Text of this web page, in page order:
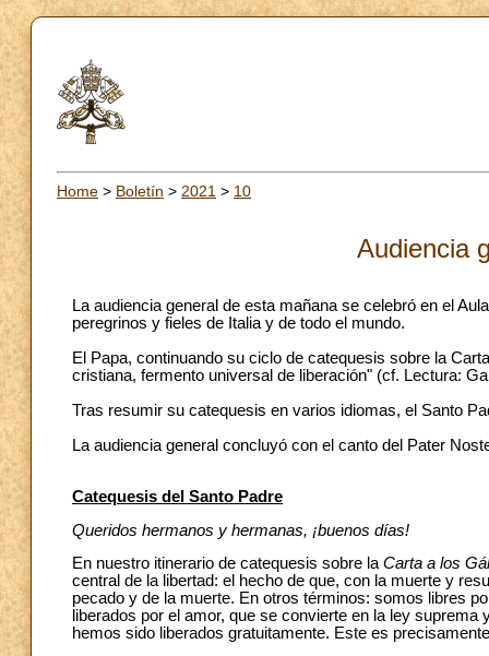
Home > Boletín > 2021 > 10
Audiencia
La audiencia general de esta mañana se celebró en el
peregrinos y fieles de Italia y de todo el mundo.
El Papa, continuando su ciclo de catequesis sobre la
cristiana, fermento universal de liberación" (cf. Lectura:
Tras resumir su catequesis en varios idiomas, el Santo
La audiencia general concluyó con el canto del Pater
Catequesis del Santo Padre
Queridos hermanos y hermanas, ¡buenos días!
En nuestro itinerario de catequesis sobre laCarta a los
central de la libertad: el hecho de que, con la muerte y
pecado y de la muerte. En otros términos: somos libres
liberados por el amor, que se convierte en la ley
hemos sido liberados gratuitamente. Este es